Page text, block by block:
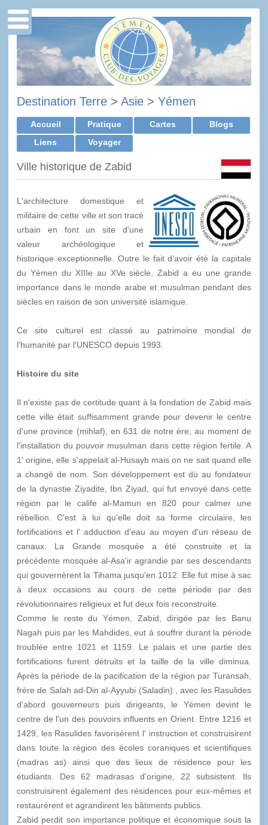
Destination Terre > Asie > Yémen
Accueil Pratique Cartes
Blogs
Liens
Voyager
Ville historique de Zabid
L'architecture domestique et
militaire de cette ville et son tracé
urbain en font un site d'une
valeur archéologique et
historique exceptionnelle. Outre le fait d'avoir été la capitale
du Yémen du XIIIe au XVe siècle, Zabid a eu une grande
importance dans le monde arabe et musulman pendant des
siècles en raison de son université islamique.
Ce site culturel est classé au patrimoine mondial de
l'humanité par l'UNESCO depuis 1993.
Histoire du site
Il n'existe pas de certitude quant à la fondation de Zabid mais
cette ville était suffisamment grande pour devenir le centre
d'une province (mihlaf), en 631 de notre ère, au moment de
l'installation du pouvoir musulman dans cette région fertile. A
1' origine, elle s'appelait al-Husayb mais on ne sait quand elle
a changé de nom. Son développement est dü au fondateur
de la dynastie Ziyadite, Ibn Ziyad, qui fut envoyé dans cette
région par le calife al-Mamun en 820 pour calmer une
rébellion. C'est à lui qu'elle doit sa forme circulaire, les
fortifications et l' adduction d'eau au moyen d'un réseau de
canaux. La Grande mosquée a été construite et la
précédente mosquée al-Asa'ir agrandie par ses descendants
qui gouvernèrent la Tihama jusqu'en 1012. Elle fut mise à sac
à deux occasions au cours de cette période par des
révolutionnaires religieux et fut deux fois reconstruite.
Comme le reste du Yémen, Zabid, dirigée par les Banu
Nagah puis par les Mahdides, eut à souffrir durant la période
troublée entre 1021 et 1159. Le palais et une partie des
fortifications furent détruits et la taille de la ville diminua.
Après la période de la pacification de la région par Turansah,
frère de Salah ad-Din al-Ayyubi (Saladin) , avec les Rasulides
d'abord gouverneurs puis dirigeants, le Yémen devint le
centre de l'un des pouvoirs influents en Orient. Entre 1216 et
1429, les Rasulides favorisèrent l' instruction et construisirent
dans toute la région des écoles coraniques et scientifiques
(madras as) ainsi que des lieux de résidence pour les
étudiants. Des 62 madrasas d'origine, 22 subsistent. Ils
construisirent également des résidences pour eux-mêmes et
restaurèrent et agrandirent les bâtiments publics.
Zabid perdit son importance politique et économique sous la